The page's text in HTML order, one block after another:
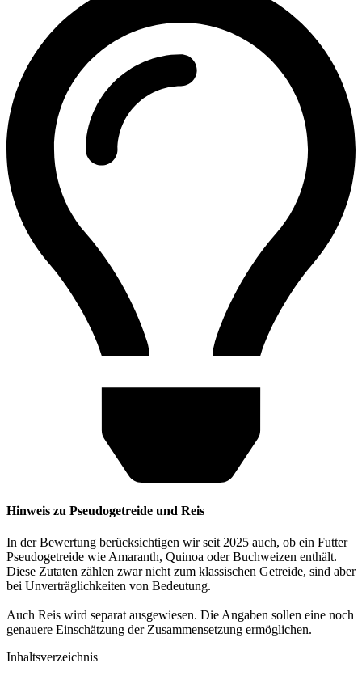
Hinweis zu Pseudogetreide und Reis
In der Bewertung berücksichtigen wir seit 2025 auch, ob ein Futter
Pseudogetreide wie Amaranth, Quinoa oder Buchweizen enthält.
Diese Zutaten zählen zwar nicht zum klassischen Getreide, sind aber
bei Unverträglichkeiten von Bedeutung.
Auch Reis wird separat ausgewiesen. Die Angaben sollen eine noch
genauere Einschätzung der Zusammensetzung ermöglichen.
Inhaltsverzeichnis​